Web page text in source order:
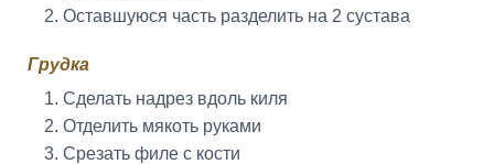
Оставшуюся часть разделить на 2 сустава
Грудка
Сделать надрез вдоль киля
Отделить мякоть руками
Срезать филе с кости